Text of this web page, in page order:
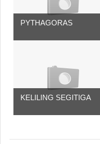
PYTHAGORAS
KELILING SEGITIGA